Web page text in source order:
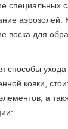
специальных
аэрозолей.
воска для
способы ухода
ковки,
а